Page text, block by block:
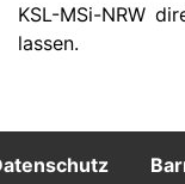
KSL-MSi-NRW
lassen.
Footer